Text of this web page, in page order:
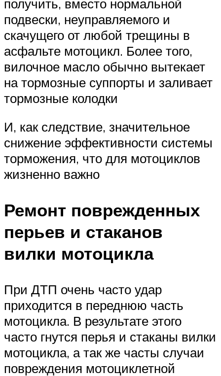
получить, вместо нормальной
подвески, неуправляемого и
скачущего от любой трещины в
асфальте мотоцикл. Более того,
вилочное масло обычно вытекает
на тормозные суппорты и заливает
тормозные колодки
И, как следствие, значительное
снижение эффективности системы
торможения, что для мотоциклов
жизненно важно
Ремонт поврежденных
перьев и стаканов
вилки мотоцикла
При ДТП очень часто удар
приходится в переднюю часть
мотоцикла. В результате этого
часто гнутся перья и стаканы вилки
мотоцикла, а так же часты случаи
повреждения мотоциклетной